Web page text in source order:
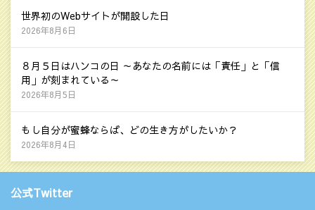
世界初のWebサイトが開設した日
2026年8月6日
８月５日はハンコの日 ～あなたの名前には「責任」と「信
用」が刻まれている～
2026年8月5日
もし自分が蜜蜂ならば、どの生き方がしたいか？
2026年8月4日
公式Twitter